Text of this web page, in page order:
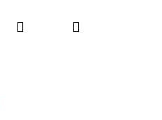
PřihlášeníNákupní